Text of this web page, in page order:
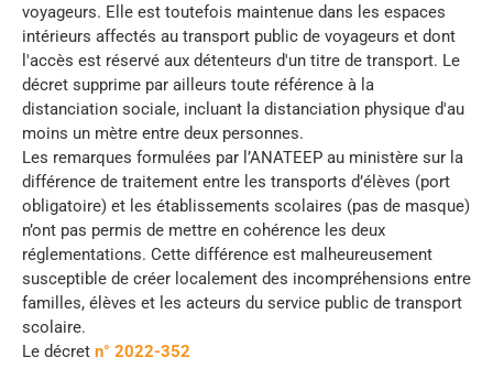
voyageurs. Elle est toutefois maintenue dans les espaces
intérieurs affectés au transport public de voyageurs et dont
l'accès est réservé aux détenteurs d'un titre de transport. Le
décret supprime par ailleurs toute référence à la
distanciation sociale, incluant la distanciation physique d'au
moins un mètre entre deux personnes.
Les remarques formulées par l’ANATEEP au ministère sur la
différence de traitement entre les transports d’élèves (port
obligatoire) et les établissements scolaires (pas de masque)
n’ont pas permis de mettre en cohérence les deux
réglementations. Cette différence est malheureusement
susceptible de créer localement des incompréhensions entre
familles, élèves et les acteurs du service public de transport
scolaire.
Le décret n° 2022-352